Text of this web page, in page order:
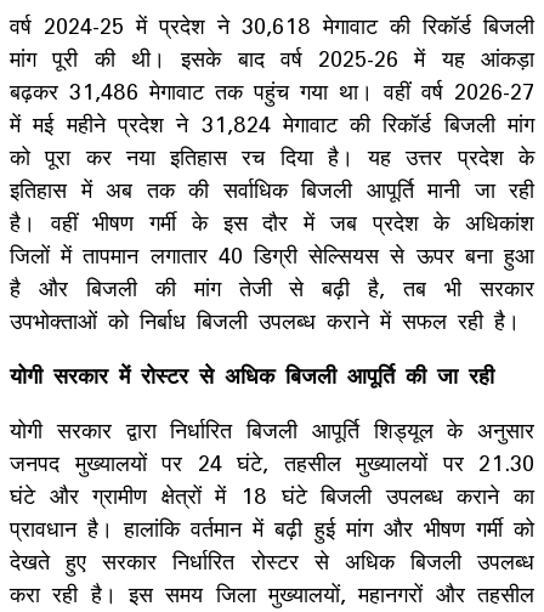
वर्ष 2024-25 में प्रदेश ने 30,618 मेगावाट की रिकॉर्ड बिजली
मांग पूरी की थी। इसके बाद वर्ष 2025-26 में यह आंकड़ा
बढ़कर 31,486 मेगावाट तक पहुंच गया था। वहीं वर्ष 2026-27
में मई महीने प्रदेश ने 31,824 मेगावाट की रिकॉर्ड बिजली मांग
को पूरा कर नया इतिहास रच दिया है। यह उत्तर प्रदेश के
इतिहास में अब तक की सर्वाधिक बिजली आपूर्ति मानी जा रही
है। वहीं भीषण गर्मी के इस दौर में जब प्रदेश के अधिकांश
जिलों में तापमान लगातार 40 डिग्री सेल्सियस से ऊपर बना हुआ
है और बिजली की मांग तेजी से बढ़ी है, तब भी सरकार
उपभोक्ताओं को निर्बाध बिजली उपलब्ध कराने में सफल रही है।
योगी सरकार में रोस्टर से अधिक बिजली आपूर्ति की जा रही
योगी सरकार द्वारा निर्धारित बिजली आपूर्ति शिड्यूल के अनुसार
जनपद मुख्यालयों पर 24 घंटे, तहसील मुख्यालयों पर 21.30
घंटे और ग्रामीण क्षेत्रों में 18 घंटे बिजली उपलब्ध कराने का
प्रावधान है। हालांकि वर्तमान में बढ़ी हुई मांग और भीषण गर्मी को
देखते हुए सरकार निर्धारित रोस्टर से अधिक बिजली उपलब्ध
करा रही है। इस समय जिला मुख्यालयों, महानगरों और तहसील